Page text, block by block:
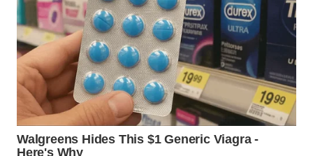
DANAU
TOBA
WN
NIAS
WN
LANGKAT